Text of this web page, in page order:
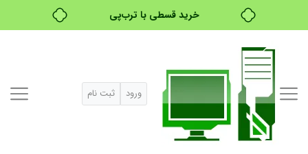
خرید قسطی با ترب‌پی
ورود ثبت نام